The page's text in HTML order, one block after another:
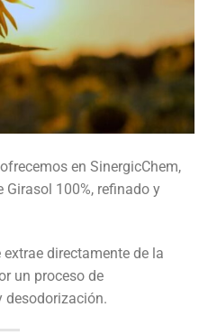
en SinergicChem,
100%, refinado y
directamente de la
un proceso de
desodorización.